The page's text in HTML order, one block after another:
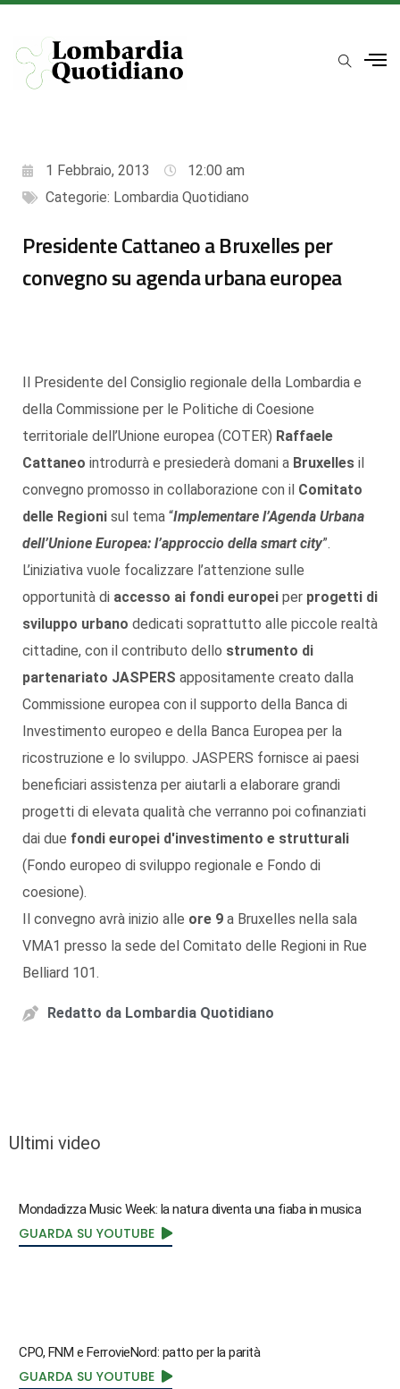
1 Febbraio, 2013
12:00 am
Categorie: Lombardia Quotidiano
Presidente Cattaneo a Bruxelles per
convegno su agenda urbana europea
Il Presidente del Consiglio regionale della Lombardia e
della Commissione per le Politiche di Coesione
territoriale dell’Unione europea (COTER) Raffaele
Cattaneo introdurrà e presiederà domani a Bruxelles il
convegno promosso in collaborazione con il Comitato
delle Regioni sul tema “Implementare l’Agenda Urbana
dell’Unione Europea: l’approccio della smart city”.
L’iniziativa vuole focalizzare l’attenzione sulle
opportunità di accesso ai fondi europei per progetti di
sviluppo urbano dedicati soprattutto alle piccole realtà
cittadine, con il contributo dello strumento di
partenariato JASPERS appositamente creato dalla
Commissione europea con il supporto della Banca di
Investimento europeo e della Banca Europea per la
ricostruzione e lo sviluppo. JASPERS fornisce ai paesi
beneficiari assistenza per aiutarli a elaborare grandi
progetti di elevata qualità che verranno poi cofinanziati
dai due fondi europei d'investimento e strutturali
(Fondo europeo di sviluppo regionale e Fondo di
coesione).
Il convegno avrà inizio alle ore 9 a Bruxelles nella sala
VMA1 presso la sede del Comitato delle Regioni in Rue
Belliard 101.
Redatto da Lombardia Quotidiano
Ultimi video
Mondadizza Music Week: la natura diventa una fiaba in musica
GUARDA SU YOUTUBE
CPO, FNM e FerrovieNord: patto per la parità
GUARDA SU YOUTUBE